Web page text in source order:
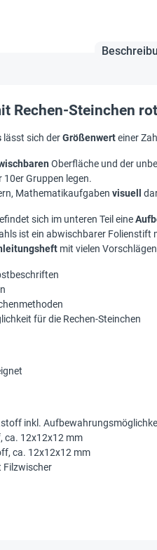
Rechen-Steinchen
lässt sich derGrößenwerteiner Zahl
Oberfläche und der
Gruppen legen.
Mathematikaufgaben visuell
sich im unteren Teil eine
ist ein abwischbarer
mit vielen
für die Rechen-Steinchen
inkl.
ca. 12x12x12 mm
ca. 12x12x12 mm
Filzwischer